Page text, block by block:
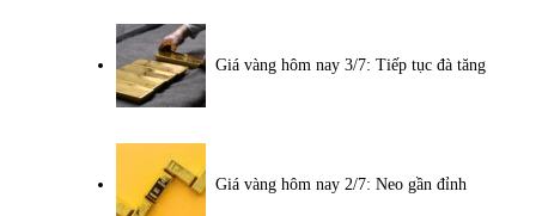
Giá vàng hôm nay 3/7: Tiếp tục đà tăng
Giá vàng hôm nay 2/7: Neo gần đỉnh